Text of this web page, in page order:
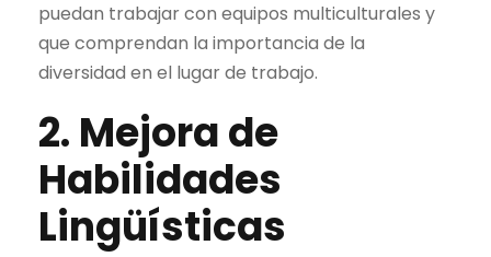
puedan trabajar con equipos multiculturales y
que comprendan la importancia de la
diversidad en el lugar de trabajo.
2. Mejora de
Habilidades
Lingüísticas